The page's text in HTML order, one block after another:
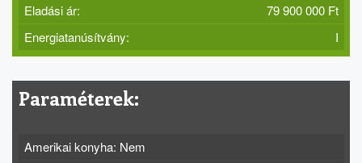
Eladási ár:
79 900 000 Ft
Energiatanúsítvány:
I
Paraméterek:
Amerikai konyha: Nem